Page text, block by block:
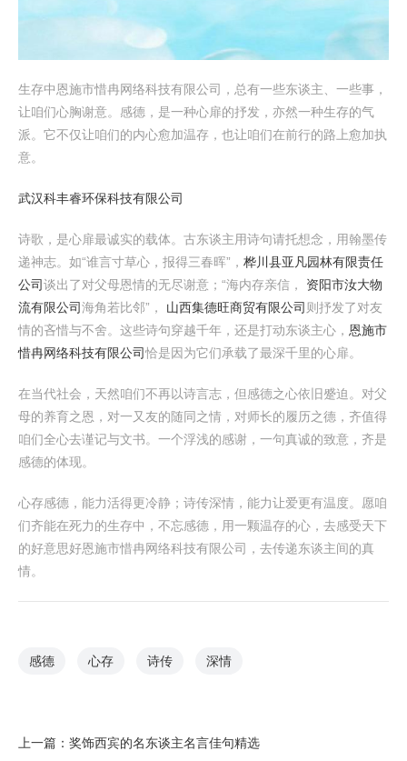
生存中恩施市惜冉网络科技有限公司，总有一些东谈主、一些事，
让咱们心胸谢意。感德，是一种心扉的抒发，亦然一种生存的气
派。它不仅让咱们的内心愈加温存，也让咱们在前行的路上愈加执
意。
武汉科丰睿环保科技有限公司
诗歌，是心扉最诚实的载体。古东谈主用诗句请托想念，用翰墨传
递神志。如“谁言寸草心，报得三春晖”， 桦川县亚凡园林有限责任
公司谈出了对父母恩情的无尽谢意；“海内存亲信， 资阳市汝大物
流有限公司海角若比邻”， 山西集德旺商贸有限公司 则抒发了对友
情的吝惜与不舍。这些诗句穿越千年，还是打动东谈主心， 恩施市
惜冉网络科技有限公司恰是因为它们承载了最深千里的心扉。
在当代社会，天然咱们不再以诗言志，但感德之心依旧蹙迫。对父
母的养育之恩，对一又友的随同之情，对师长的履历之德，齐值得
咱们全心去谨记与文书。一个浮浅的感谢，一句真诚的致意，齐是
感德的体现。
心存感德，能力活得更冷静；诗传深情，能力让爱更有温度。愿咱
们齐能在死力的生存中，不忘感德，用一颗温存的心，去感受天下
的好意思好恩施市惜冉网络科技有限公司，去传递东谈主间的真
情。
感德 心存 诗传 深情
上一篇： 奖饰西宾的名东谈主名言佳句精选